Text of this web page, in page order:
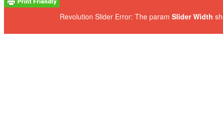
Revolution Slider Error: The param Slider Width